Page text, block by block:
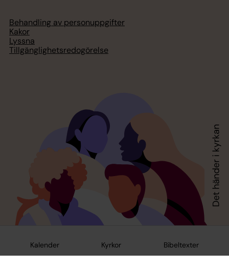
Kalender Kyrkor Bibeltexter
Behandling av personuppgifter
Kakor
Lyssna
Tillgänglighetsredogörelse